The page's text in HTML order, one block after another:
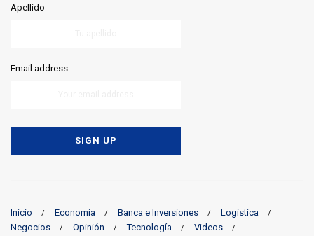
Apellido
Email address:
Inicio Economía Banca e Inversiones
Logística
Negocios
Opinión Tecnología Videos